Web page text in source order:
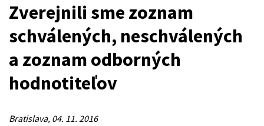
Zverejnili sme zoznam
schválených, neschválených
a zoznam odborných
hodnotiteľov
Bratislava, 04. 11. 2016